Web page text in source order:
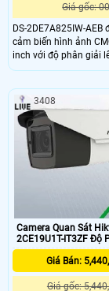
Giá gốc:
DS-2DE7A825IW-AEB
cảm biến hình ảnh
inch với độ phân giải
Do đó, cho hình ảnh
động. Bên cạnh đó, được trang bị
nhiều thuật toán
chụp ảnh khuôn mặt
cùng lúc đến 5 khuôn
năng nhận diện, phân
người và phương tiện
Camera Quan Sát
Giá Bán:
Giá gốc:
3408